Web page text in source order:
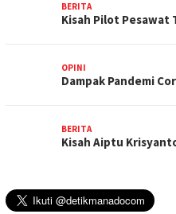
BERITA
Kisah Pilot
OPINI
Dampak Pandemi
BERITA
Kisah Aiptu